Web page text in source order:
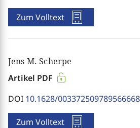
Zum Volltext
Jens M. Scherpe
Artikel PDF
DOI 10.1628/003372509789566668
Zum Volltext